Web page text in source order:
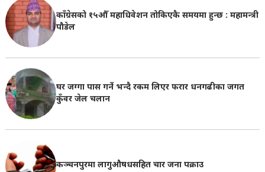
काँग्रेसको १५औँ महाधिवेशन तोकिएकै समयमा हुन्छ : महामन्त्री
पौडेल
घर जग्गा पास गर्ने भन्दै रकम लिएर फरार धनगढीका जगत
कुँवर जेल चलान
कञ्चनपुरमा लागुऔषधसहित चार जना पक्राउ